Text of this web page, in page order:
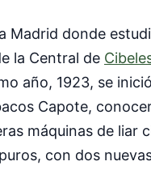
Madrid donde
la Central de
año, 1923, se
Capote,
máquinas de liar
con dos